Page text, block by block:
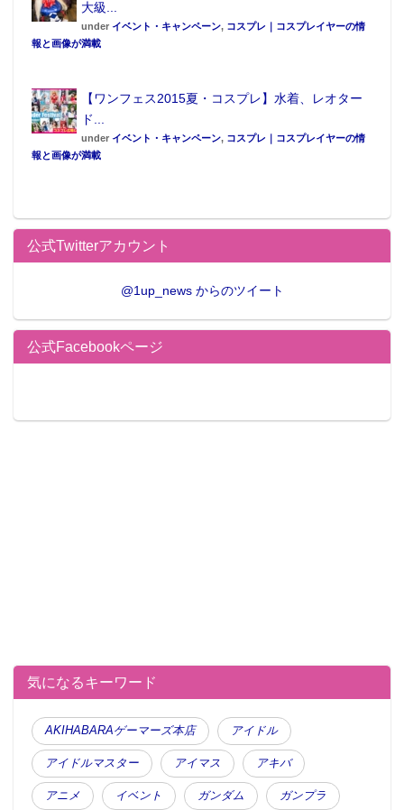
大級...
under イベント・キャンペーン, コスプレ｜コスプレイヤーの情
報と画像が満載
【ワンフェス2015夏・コスプレ】水着、レオター
ド...
under イベント・キャンペーン, コスプレ｜コスプレイヤーの情
報と画像が満載
公式Twitterアカウント
@1up_news からのツイート
公式Facebookページ
気になるキーワード
AKIHABARAゲーマーズ本店 アイドル
アイドルマスター アイマス アキバ
アニメ イベント ガンダム ガンプラ